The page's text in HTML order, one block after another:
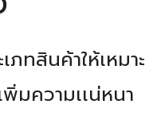
ภทสินค้าให้เหมาะ
มความเเน่หนา